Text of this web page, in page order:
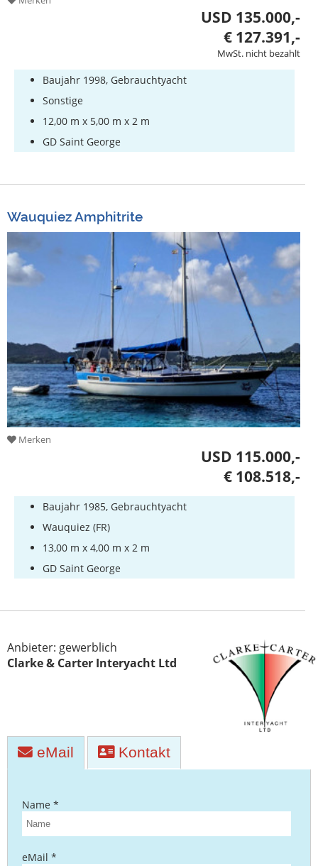
USD 135.000,-
€ 127.391,-
MwSt. nicht bezahlt
Baujahr 1998, Gebrauchtyacht
Sonstige
12,00 m x 5,00 m x 2 m
GD Saint George
Wauquiez Amphitrite
Merken
USD 115.000,-
€ 108.518,-
Baujahr 1985, Gebrauchtyacht
Wauquiez (FR)
13,00 m x 4,00 m x 2 m
GD Saint George
Anbieter: gewerblich
Clarke & Carter Interyacht Ltd
eMail Kontakt
Name *
eMail *